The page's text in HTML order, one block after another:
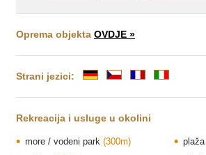
Oprema objekta OVDJE »
Strani jezici:
Rekreacija i usluge u okolini
more / vodeni park (300m) plaža